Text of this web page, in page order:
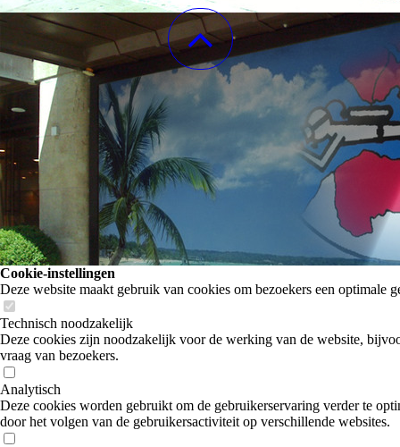
Cookie-instellingen
Deze website maakt gebruik van cookies om bezoekers een
Technisch noodzakelijk
Deze cookies zijn noodzakelijk voor de werking van de website,
vraag van bezoekers.
Analytisch
Deze cookies worden gebruikt om de gebruikerservaring verder te
door het volgen van de gebruikersactiviteit op verschillende websites.